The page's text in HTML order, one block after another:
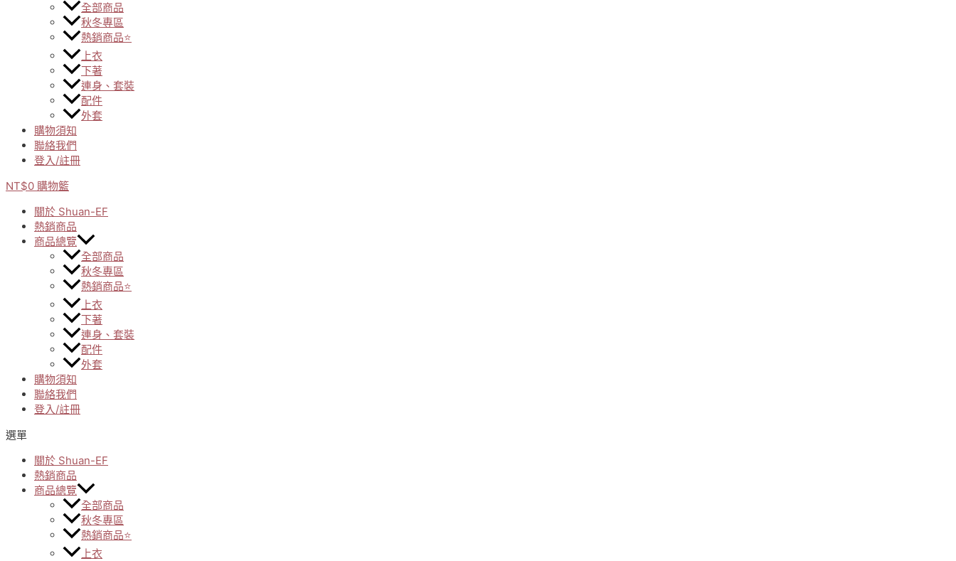
全部商品
秋冬專區
熱銷商品⭐
上衣
下著
連身、套裝
配件
外套
購物須知
聯絡我們
登入/註冊
NT$0 購物籃
關於 Shuan-EF
熱銷商品
商品總覽
全部商品
秋冬專區
熱銷商品⭐
上衣
下著
連身、套裝
配件
外套
購物須知
聯絡我們
登入/註冊
選單
關於 Shuan-EF
熱銷商品
商品總覽
全部商品
秋冬專區
熱銷商品⭐
上衣